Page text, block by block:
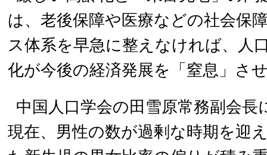
は、老後保障や医療などの社会保
ス体系を早急に整えなければ、人
化が今後の経済発展を「窒息」
中国人口学会の田雪原常務副会長
現在、男性の数が過剰な時期を迎